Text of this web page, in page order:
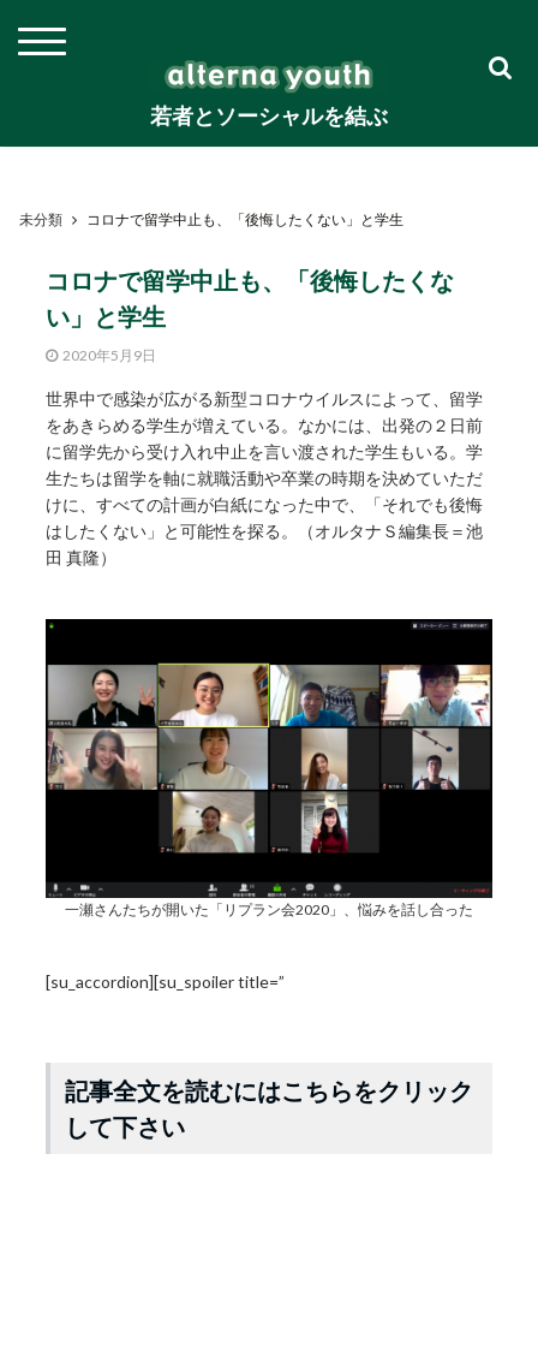
若者とソーシャルを結ぶ
未分類 コロナで留学中止も、「後悔したくない」と学生
コロナで留学中止も、「後悔したくな
い」と学生
2020年5月9日
世界中で感染が広がる新型コロナウイルスによって、留学
をあきらめる学生が増えている。なかには、出発の２日前
に留学先から受け入れ中止を言い渡された学生もいる。学
生たちは留学を軸に就職活動や卒業の時期を決めていただ
けに、すべての計画が白紙になった中で、「それでも後悔
はしたくない」と可能性を探る。（オルタナＳ編集長＝池
田 真隆）
一瀬さんたちが開いた「リプラン会2020」、悩みを話し合った
[su_accordion][su_spoiler title=”
記事全文を読むにはこちらをクリック
して下さい